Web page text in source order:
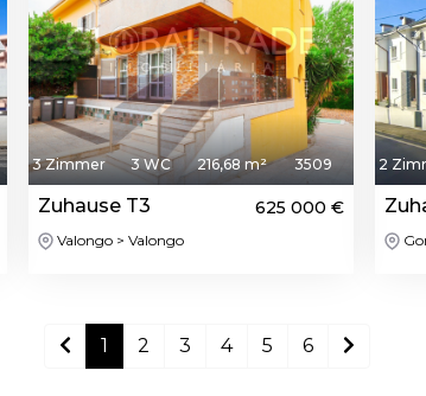
3 Zimmer 3 WC 216,68 m² 3509
Zuhause T3 625 000 €
Valongo > Valongo
2
1 2 3 4 5 6